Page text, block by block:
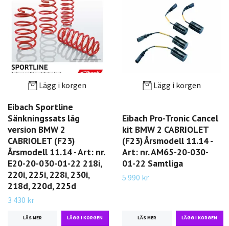
Lägg i korgen
Eibach Sportline
Sänkningssats låg
version BMW 2
CABRIOLET (F23)
Årsmodell 11.14 - Art: nr.
E20-20-030-01-22 218i,
220i, 225i, 228i, 230i,
218d, 220d, 225d
3 430 kr
LÄS MER
Lägg i korgen
Eibach Pro-Tronic Cancel
kit BMW 2 CABRIOLET
(F23) Årsmodell 11.14 -
Art: nr. AM65-20-030-
01-22 Samtliga
5 990 kr
LÄS MER